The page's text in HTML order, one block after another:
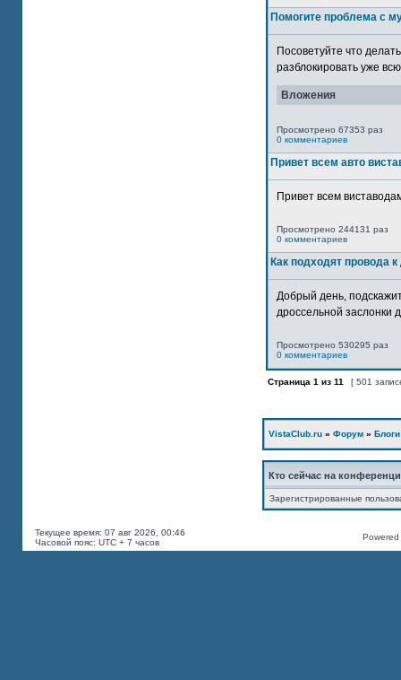
Помогите проблема с
Посоветуйте что
разблокировать уже
Вложения
Просмотрено 67353 раз
0 комментариев
Привет всем авто
Привет всем
Просмотрено 244131 раз
0 комментариев
Как подходят провода
Добрый день,
дроссельной заслонки
Просмотрено 530295 раз
0 комментариев
Страница 1 из 11 [ 501
VistaClub.ru » Форум » Блоги
Кто сейчас на
Зарегистрированные
Текущее время: 07 авг 2026, 00:46
Часовой пояс: UTC + 7 часов